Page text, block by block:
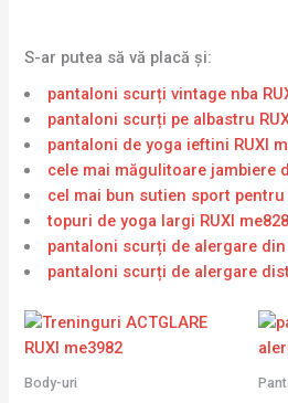
S-ar putea să vă placă și:
pantaloni scurți vintage nba
pantaloni scurți pe albastru
pantaloni de yoga ieftini RUXI
cele mai măgulitoare jambiere
cel mai bun sutien sport pentru
topuri de yoga largi RUXI me828
pantaloni scurți de alergare din
pantaloni scurți de alergare
Body-uri